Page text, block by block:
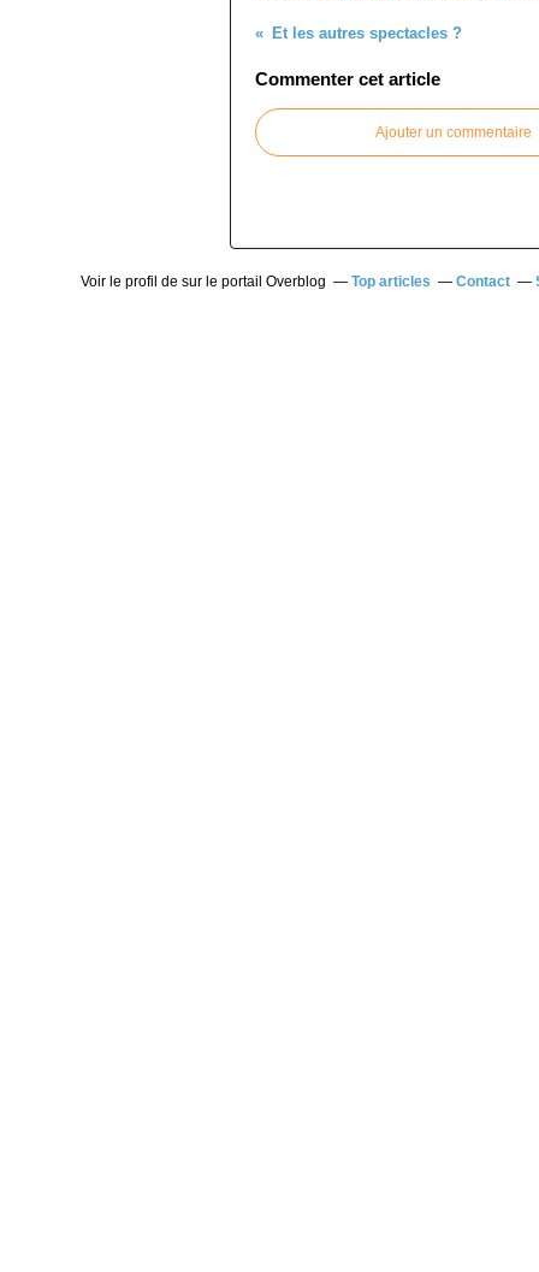
Et les autres spectacles ?
Commenter cet article
Ajouter un commentaire
Voir le profil de sur le portail Overblog Top articles Contact